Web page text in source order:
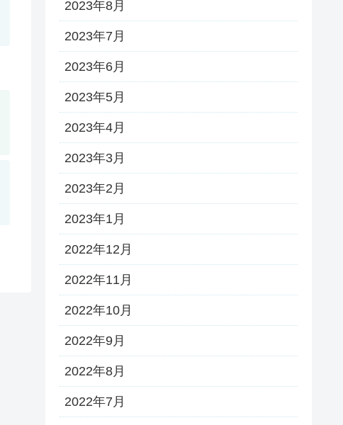
2023年8月
2023年7月
2023年6月
2023年5月
2023年4月
2023年3月
2023年2月
2023年1月
2022年12月
2022年11月
2022年10月
2022年9月
2022年8月
2022年7月